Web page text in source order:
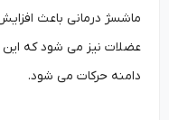
ماشسژ درمانی باعث افزایش
عضلات نیز می شود که این
دامنه حرکات می شود.